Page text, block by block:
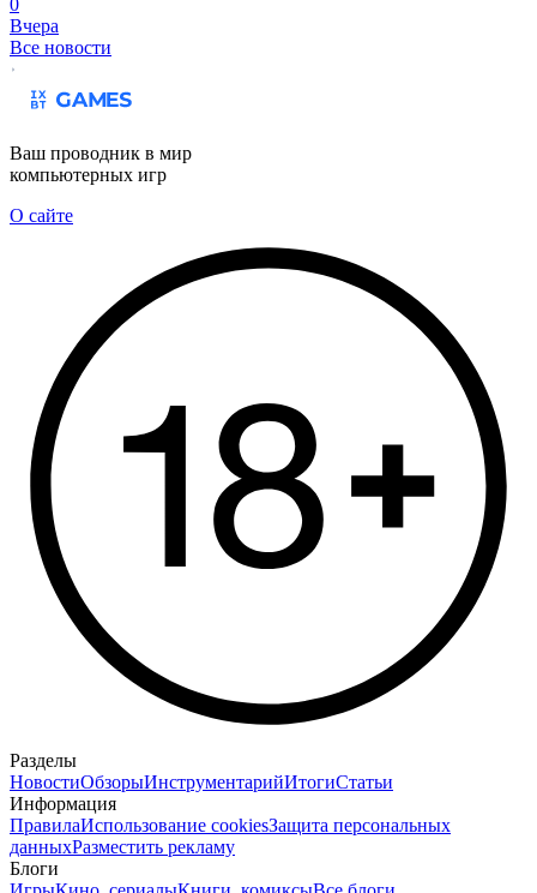
Вчера
Все новости
Ваш проводник в мир
компьютерных игр
О сайте
Разделы
НовостиОбзорыИнструментарийИтогиСтатьи
Информация
ПравилаИспользование cookiesЗащита персональных
данныхРазместить рекламу
Блоги